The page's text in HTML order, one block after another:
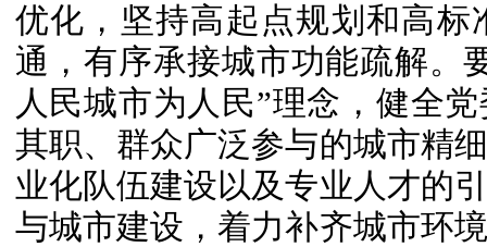
优化，坚持高起点规划和高
通，有序承接城市功能疏解。
人民城市为人民”理念，健全
其职、群众广泛参与的城市精
业化队伍建设以及专业人才的
与城市建设，着力补齐城市环